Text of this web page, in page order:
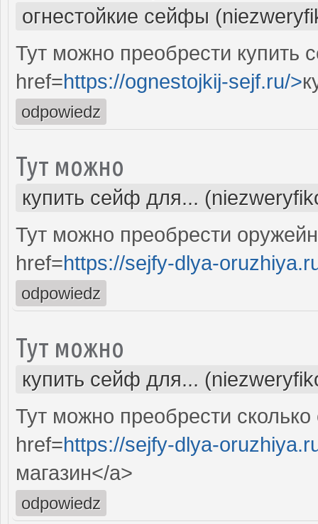
огнестойкие сейфы
Тут можно преобрести купить
href=https://ognestojkij-sejf.ru/>
odpowiedz
Тут можно
купить сейф для...
Тут можно преобрести
href=https://sejfy-dlya-
odpowiedz
Тут можно
купить сейф для...
Тут можно преобрести
href=https://sejfy-dlya-
магазин</a>
odpowiedz